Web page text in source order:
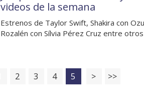
videos de la semana
Estrenos de Taylor Swift, Shakira con
Rozalén con Sílvia Pérez Cruz entre otros
2 3 4 5 > >>